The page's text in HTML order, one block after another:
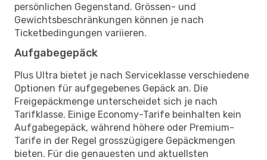
persönlichen Gegenstand. Grössen- und
Gewichtsbeschränkungen können je nach
Ticketbedingungen variieren.
Aufgabegepäck
Plus Ultra bietet je nach Serviceklasse verschiedene
Optionen für aufgegebenes Gepäck an. Die
Freigepäckmenge unterscheidet sich je nach
Tarifklasse. Einige Economy-Tarife beinhalten kein
Aufgabegepäck, während höhere oder Premium-
Tarife in der Regel grosszügigere Gepäckmengen
bieten. Für die genauesten und aktuellsten